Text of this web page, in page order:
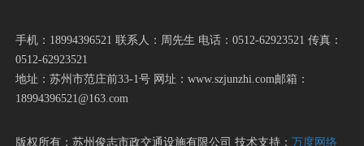
手机：18994396521 联系人：周先生 电话：0512-62923521 传真：
0512-62923521
地址：苏州市范庄前33-1号 网址：www.szjunzhi.com邮箱：
18994396521@163.com
版权所有：苏州俊志市政交通设施有限公司 技术支持：万度网络